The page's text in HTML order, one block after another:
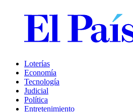
Loterías
Economía
Tecnología
Judicial
Política
Entretenimiento